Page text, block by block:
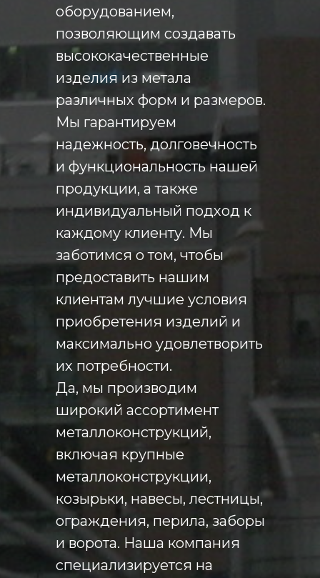
оборудованием,
позволяющим создавать
высококачественные
изделия из метала
различных форм и размеров.
Мы гарантируем
надежность, долговечность
и функциональность нашей
продукции, а также
индивидуальный подход к
каждому клиенту. Мы
заботимся о том, чтобы
предоставить нашим
клиентам лучшие условия
приобретения изделий и
максимально удовлетворить
их потребности.
Да, мы производим
широкий ассортимент
металлоконструкций,
включая крупные
металлоконструкции,
козырьки, навесы, лестницы,
ограждения, перила, заборы
и ворота. Наша компания
специализируется на